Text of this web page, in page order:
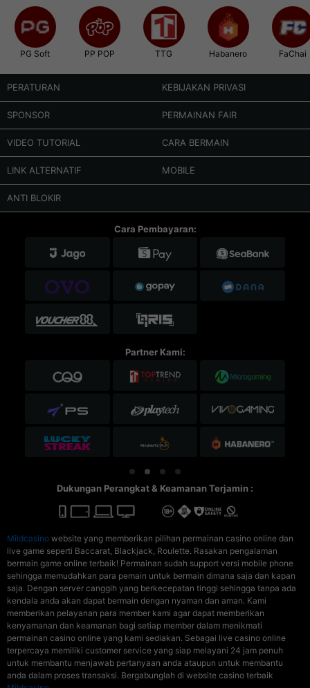
PG Soft PP POP TTG Habanero FaChai
PERATURAN KEBIJAKAN PRIVASI
SPONSOR PERMAINAN FAIR
VIDEO TUTORIAL CARA BERMAIN
LINK ALTERNATIF MOBILE
ANTI BLOKIR
Cara Pembayaran:
Partner Kami:
Dukungan Perangkat & Keamanan Terjamin :
Mildcasino website yang memberikan pilihan permainan casino online dan
live game seperti Baccarat, Blackjack, Roulette. Rasakan pengalaman
bermain game online terbaik! Permainan sudah support versi mobile phone
sehingga memudahkan para pemain untuk bermain dimana saja dan kapan
saja. Dengan server canggih yang berkecepatan tinggi sehingga tanpa ada
kendala anda akan dapat bermain dengan nyaman dan aman. Kami
memberikan pelayanan para member kami agar dapat memberikan
kenyamanan dan keamanan bagi setiap member dalam menikmati
permainan casino online yang kami sediakan. Sebagai live casino online
terpercaya memiliki customer service yang siap melayani 24 jam penuh
untuk membantu menjawab pertanyaan anda ataupun untuk membantu
anda dalam proses transaksi. Bergabunglah di website casino terbaik